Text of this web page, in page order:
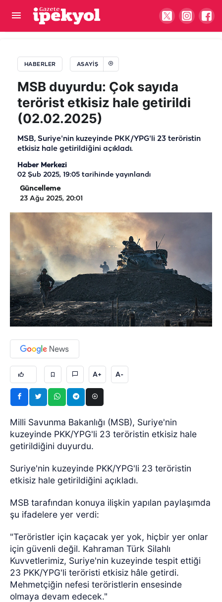
HABERLER ASAYIŞ
MSB duyurdu: Çok sayıda
terörist etkisiz hale getirildi
(02.02.2025)
MSB, Suriye'nin kuzeyinde PKK/YPG'li 23 teröristin
etkisiz hale getirildiğini açıkladı.
Haber Merkezi
02 Şub 2025, 19:05 tarihinde yayınlandı
Güncelleme
23 Ağu 2025, 20:01
A+ A-
Milli Savunma Bakanlığı (MSB), Suriye'nin
kuzeyinde PKK/YPG'li 23 teröristin etkisiz hale
getirildiğini duyurdu.
Suriye'nin kuzeyinde PKK/YPG'li 23 teröristin
etkisiz hale getirildiğini açıkladı.
MSB tarafından konuya ilişkin yapılan paylaşımda
şu ifadelere yer verdi:
"Teröristler için kaçacak yer yok, hiçbir yer onlar
için güvenli değil. Kahraman Türk Silahlı
Kuvvetlerimiz, Suriye'nin kuzeyinde tespit ettiği
23 PKK/YPG'li teröristi etkisiz hâle getirdi.
Mehmetçiğin nefesi teröristlerin ensesinde
olmaya devam edecek."
Şanlıurfa'da kaza sonrası trafik felç oldu! 1 Yaralı